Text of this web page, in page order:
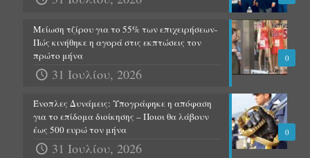
0
Μείωση τζίρου για το 55% των επιχειρήσεων-
Πώς κινήθηκε η αγορά στις εκπτώσεις τον
πρώτο μήνα
31 Ιουλίου, 2026
0
Ένοπλες Δυνάμεις: Υπογράφηκε η απόφαση
για το επίδομα διοίκησης – Ποιοι θα λάβουν
έως 500 ευρώ τον μήνα
31 Ιουλίου, 2026